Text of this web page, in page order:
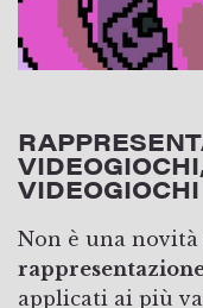
VIDEOGIOCHI
Non è una
applicati ai più